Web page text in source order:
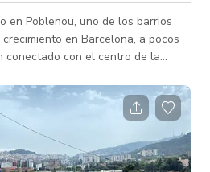
en Poblenou, uno de los barrios
en Barcelona, a pocos
conectado con el centro de la
como para eventos privados,
un ambiente moderno,
estética y funcionalidad